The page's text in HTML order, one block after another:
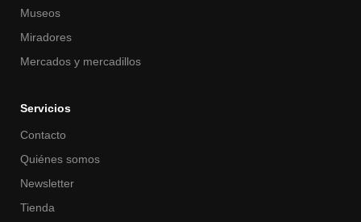
Museos
Miradores
Mercados y mercadillos
Servicios
Contacto
Quiénes somos
Newsletter
Tienda